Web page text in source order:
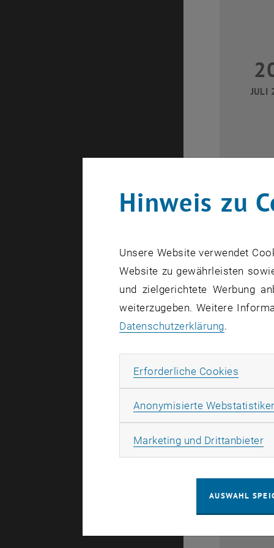
JULI
Hinweis zu
Unsere Website verwendet
Website zu gewährleisten
und zielgerichtete Werbung
weiterzugeben. Weitere
Datenschutzerklärung.
Erforderliche Cookies
Anonymisierte
Marketing und Drittanbieter
AUSWAHL